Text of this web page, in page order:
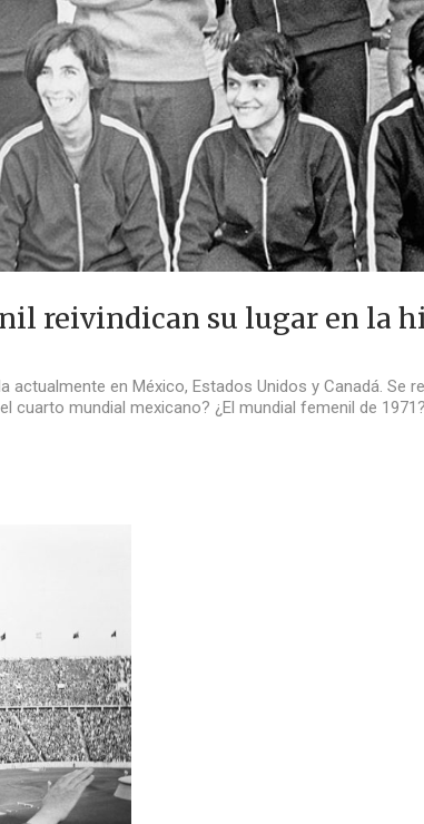
reivindican su lugar en la
en México, Estados Unidos y Canadá. Se
cuarto mundial mexicano? ¿El mundial femenil de